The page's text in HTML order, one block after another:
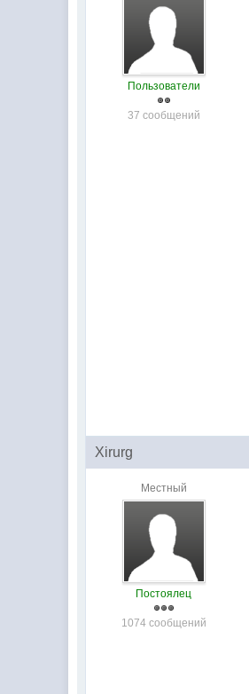
Пользователи
37 сообщений
Xirurg
Местный
Постоялец
1074 сообщений